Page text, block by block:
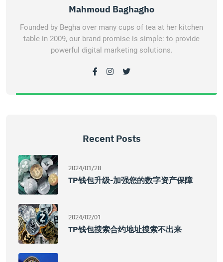
Mahmoud Baghagho
Founded by Begha over many cups of tea at her kitchen
table in 2009, our brand promise is simple: to provide
powerful digital marketing solutions.
Recent Posts
2024/01/28
TP钱包升级-加强您的数字资产保障
2024/02/01
TP钱包搜索合约地址搜索不出来